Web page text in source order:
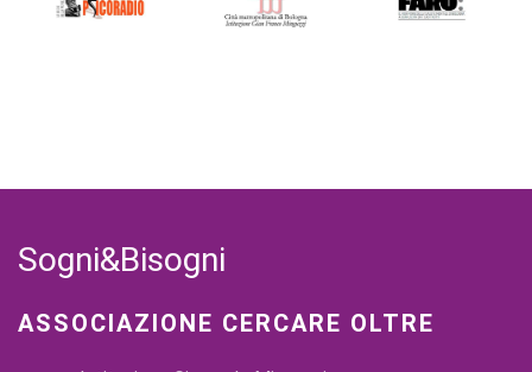
Sogni&Bisogni
ASSOCIAZIONE CERCARE OLTRE